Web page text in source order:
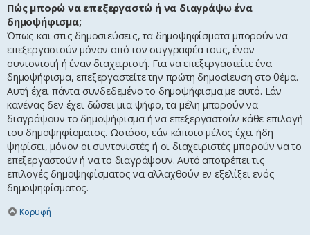
Πώς μπορώ να επεξεργαστώ ή να διαγράψω ένα
δημοψήφισμα;
Όπως και στις δημοσιεύσεις, τα δημοψηφίσματα μπορούν να
επεξεργαστούν μόνον από τον συγγραφέα τους, έναν
συντονιστή ή έναν διαχειριστή. Για να επεξεργαστείτε ένα
δημοψήφισμα, επεξεργαστείτε την πρώτη δημοσίευση στο θέμα.
Αυτή έχει πάντα συνδεδεμένο το δημοψήφισμα με αυτό. Εάν
κανένας δεν έχει δώσει μια ψήφο, τα μέλη μπορούν να
διαγράψουν το δημοψήφισμα ή να επεξεργαστούν κάθε επιλογή
του δημοψηφίσματος. Ωστόσο, εάν κάποιο μέλος έχει ήδη
ψηφίσει, μόνον οι συντονιστές ή οι διαχειριστές μπορούν να το
επεξεργαστούν ή να το διαγράψουν. Αυτό αποτρέπει τις
επιλογές δημοψηφίσματος να αλλαχθούν εν εξελίξει ενός
δημοψηφίσματος.
Κορυφή